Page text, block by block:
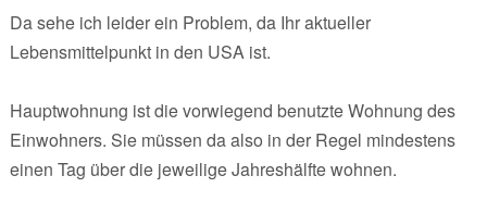
Da sehe ich leider ein Problem, da Ihr aktueller
Lebensmittelpunkt in den USA ist.
Hauptwohnung ist die vorwiegend benutzte Wohnung des
Einwohners. Sie müssen da also in der Regel mindestens
einen Tag über die jeweilige Jahreshälfte wohnen.